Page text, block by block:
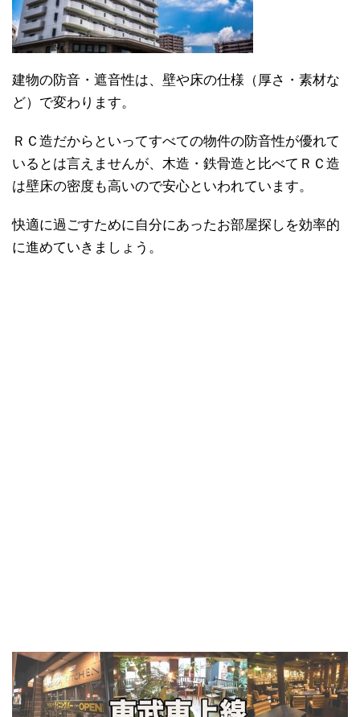
建物の防音・遮音性は、壁や床の仕様（厚さ・素材な
ど）で変わります。
ＲＣ造だからといってすべての物件の防音性が優れて
いるとは言えませんが、木造・鉄骨造と比べてＲＣ造
は壁床の密度も高いので安心といわれています。
快適に過ごすために自分にあったお部屋探しを効率的
に進めていきましょう。